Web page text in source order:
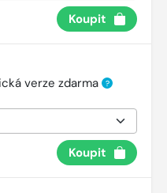
Koupit
verze zdarma ?
Koupit